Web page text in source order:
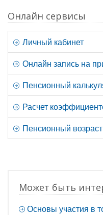
Онлайн сервисы
Личный кабинет
Онлайн запись на
Пенсионный
Расчет
Пенсионный возраст
Может быть
Основы участия в